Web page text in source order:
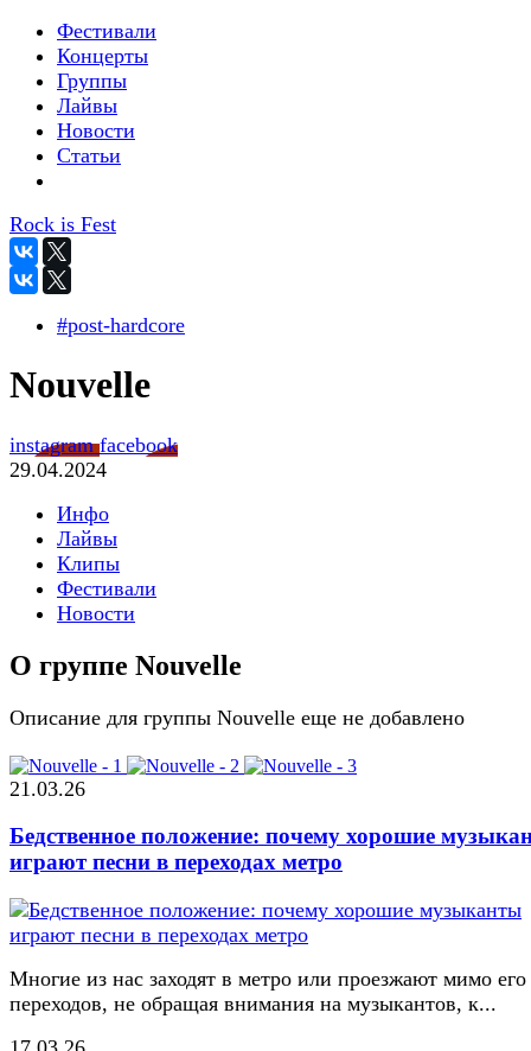
Фестивали
Концерты
Группы
Лайвы
Новости
Статьи
Rock is Fest
#post-hardcore
Nouvelle
instagramfacebook
29.04.2024
Инфо
Лайвы
Клипы
Фестивали
Новости
О группе Nouvelle
Описание для группы Nouvelle еще не добавлено
21.03.26
Бедственное положение: почему хорошие
играют песни в переходах метро
Многие из нас заходят в метро или проезжают мимо его
переходов, не обращая внимания на музыкантов, к...